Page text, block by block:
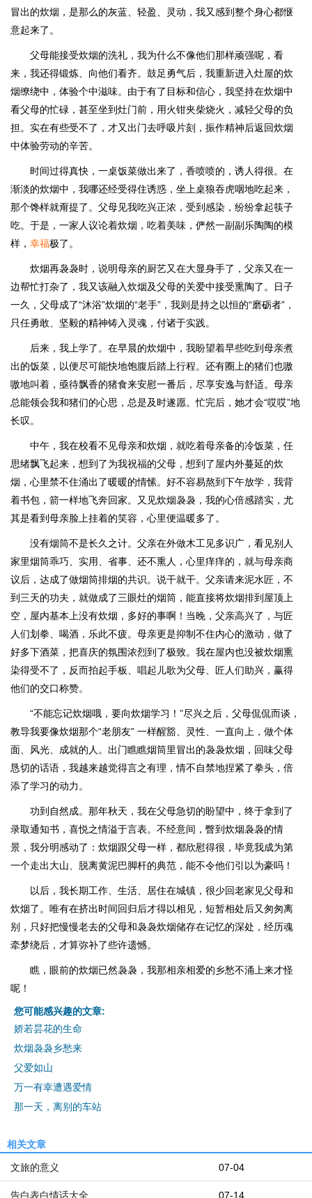
冒出的炊烟，是那么的灰蓝、轻盈、灵动，我又感到整个身心都惬
意起来了。
父母能接受炊烟的洗礼，我为什么不像他们那样顽强呢，看
来，我还得锻炼、向他们看齐。鼓足勇气后，我重新进入灶屋的炊
烟缭绕中，体验个中滋味。由于有了目标和信心，我坚持在炊烟中
看父母的忙碌，甚至坐到灶门前，用火钳夹柴烧火，减轻父母的负
担。实在有些受不了，才又出门去呼吸片刻，振作精神后返回炊烟
中体验劳动的辛苦。
时间过得真快，一桌饭菜做出来了，香喷喷的，诱人得很。在
渐淡的炊烟中，我哪还经受得住诱惑，坐上桌狼吞虎咽地吃起来，
那个馋样就甭提了。父母见我吃兴正浓，受到感染，纷纷拿起筷子
吃。于是，一家人议论着炊烟，吃着美味，俨然一副副乐陶陶的模
样， 幸福极了。
炊烟再袅袅时，说明母亲的厨艺又在大显身手了，父亲又在一
边帮忙打杂了，我又该融入炊烟及父母的关爱中接受熏陶了。日子
一久，父母成了“沐浴”炊烟的“老手”，我则是持之以恒的“磨砺者”，
只任勇敢、坚毅的精神铸入灵魂，付诸于实践。
后来，我上学了。在早晨的炊烟中，我盼望着早些吃到母亲煮
出的饭菜，以便尽可能快地饱腹后踏上行程。还有圈上的猪们也嗷
嗷地叫着，亟待飘香的猪食来安慰一番后，尽享安逸与舒适。母亲
总能领会我和猪们的心思，总是及时遂愿。忙完后，她才会“哎哎”地
长叹。
中午，我在校看不见母亲和炊烟，就吃着母亲备的冷饭菜，任
思绪飘飞起来，想到了为我祝福的父母，想到了屋内外蔓延的炊
烟，心里禁不住涌出了暖暖的情愫。好不容易熬到下午放学，我背
着书包，箭一样地飞奔回家。又见炊烟袅袅，我的心倍感踏实，尤
其是看到母亲脸上挂着的笑容，心里便温暖多了。
没有烟筒不是长久之计。父亲在外做木工见多识广，看见别人
家里烟筒乖巧、实用、省事、还不熏人，心里痒痒的，就与母亲商
议后，达成了做烟筒排烟的共识。说干就干。父亲请来泥水匠，不
到三天的功夫，就做成了三眼灶的烟筒，能直接将炊烟排到屋顶上
空，屋内基本上没有炊烟，多好的事啊！当晚，父亲高兴了，与匠
人们划拳、喝酒，乐此不疲。母亲更是抑制不住内心的激动，做了
好多下酒菜，把喜庆的氛围浓烈到了极致。我在屋内也没被炊烟熏
染得受不了，反而拍起手板、唱起儿歌为父母、匠人们助兴，赢得
他们的交口称赞。
“不能忘记炊烟哦，要向炊烟学习！”尽兴之后，父母侃侃而谈，
教导我要像炊烟那个“老朋友” 一样醒豁、灵性、一直向上，做个体
面、风光、成就的人。出门瞧瞧烟筒里冒出的袅袅炊烟，回味父母
恳切的话语，我越来越觉得言之有理，情不自禁地捏紧了拳头，倍
添了学习的动力。
功到自然成。那年秋天，我在父母急切的盼望中，终于拿到了
录取通知书，喜悦之情溢于言表。不经意间，瞥到炊烟袅袅的情
景，我分明感动了：炊烟跟父母一样，都欣慰得很，毕竟我成为第
一个走出大山、脱离黄泥巴脚杆的典范，能不令他们引以为豪吗！
以后，我长期工作、生活、居住在城镇，很少回老家见父母和
炊烟了。唯有在挤出时间回归后才得以相见，短暂相处后又匆匆离
别，只好把慢慢老去的父母和袅袅炊烟储存在记忆的深处，经历魂
牵梦绕后，才算弥补了些许遗憾。
瞧，眼前的炊烟已然袅袅，我那相亲相爱的乡愁不涌上来才怪
呢！
您可能感兴趣的文章:
娇若昙花的生命
炊烟袅袅乡愁来
父爱如山
万一有幸遭遇爱情
那一天，离别的车站
相关文章
07-04
文旅的意义
07-14
告白表白情话大全